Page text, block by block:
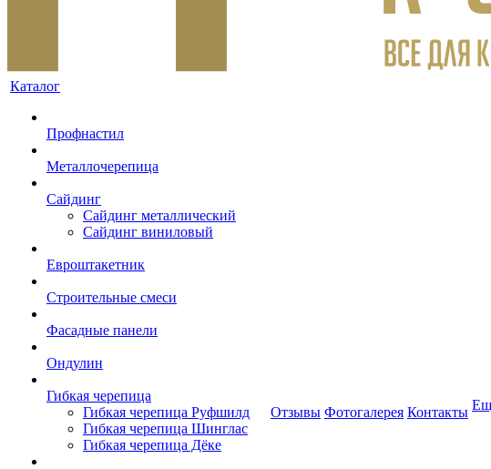
Каталог
Профнастил
Металлочерепица
Сайдинг
Сайдинг металлический
Сайдинг виниловый
Евроштакетник
Строительные смеси
Фасадные панели
Ондулин
Гибкая черепица
Гибкая черепица Руфшилд
Гибкая черепица Шинглас
Гибкая черепица Дёке
Отзывы Фотогалерея Контакты